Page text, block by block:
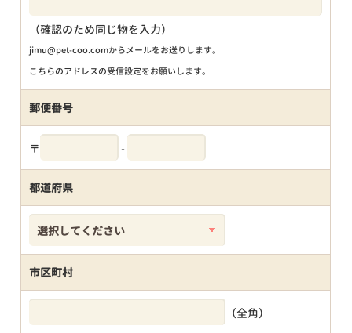
（確認のため同じ物を入力）
jimu@pet-coo.comからメールをお送りします。
こちらのアドレスの受信設定をお願いします。
郵便番号
〒 -
都道府県
市区町村
（全角）